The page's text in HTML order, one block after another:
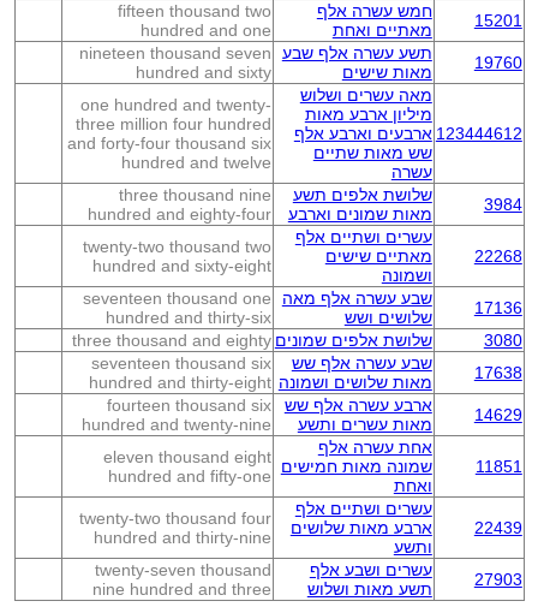
15201
חמש עשרה אלף
מאתיים ואחת
fifteen thousand two
hundred and one
19760
תשע עשרה אלף שבע
מאות שישים
nineteen thousand seven
hundred and sixty
123444612
מאה עשרים ושלוש
מיליון ארבע מאות
ארבעים וארבע אלף
שש מאות שתיים
עשרה
one hundred and twenty-
three million four hundred
and forty-four thousand six
hundred and twelve
3984
שלושת אלפים תשע
מאות שמונים וארבע
three thousand nine
hundred and eighty-four
22268
עשרים ושתיים אלף
מאתיים שישים
ושמונה
twenty-two thousand two
hundred and sixty-eight
17136
שבע עשרה אלף מאה
שלושים ושש
seventeen thousand one
hundred and thirty-six
3080
שלושת אלפים שמונים three thousand and eighty
17638
שבע עשרה אלף שש
מאות שלושים ושמונה
seventeen thousand six
hundred and thirty-eight
14629
ארבע עשרה אלף שש
מאות עשרים ותשע
fourteen thousand six
hundred and twenty-nine
11851
אחת עשרה אלף
שמונה מאות חמישים
ואחת
eleven thousand eight
hundred and fifty-one
22439
עשרים ושתיים אלף
ארבע מאות שלושים
ותשע
twenty-two thousand four
hundred and thirty-nine
27903
עשרים ושבע אלף
תשע מאות ושלוש
twenty-seven thousand
nine hundred and three